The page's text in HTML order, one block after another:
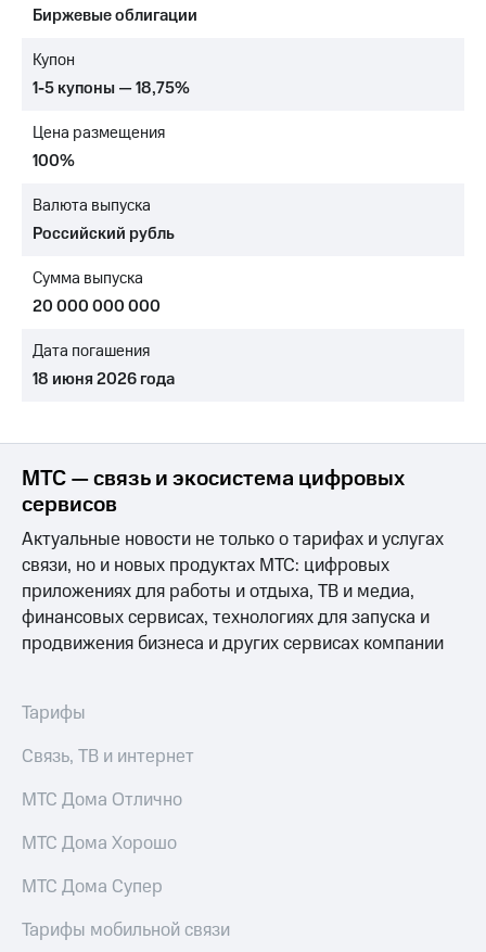
Достижения
Интервью
отчетность
Контакты
Новости
в
и акционерам
Корпоративное
Корпоративный
секретарь
Раскрытие
информации
Информация
акционерам
Документы
ПАО
"МТС"
Собрания
акционеров
капитал
и
Рынок
Описание
Программа
Биржевые облигации
Купон
1-5 купоны — 18,75%
Цена размещения
100%
Валюта выпуска
Российский рубль
Сумма выпуска
20 000 000 000
Дата погашения
18 июня 2026 года
МТС — связь и экосистема цифровых
сервисов
Актуальные новости не только о тарифах и услугах
связи, но и новых продуктах МТС: цифровых
приложениях для работы и отдыха, ТВ и медиа,
финансовых сервисах, технологиях для запуска и
продвижения бизнеса и других сервисах компании
Тарифы
Связь, ТВ и интернет
МТС Дома Отлично
МТС Дома Хорошо
МТС Дома Супер
Тарифы мобильной связи